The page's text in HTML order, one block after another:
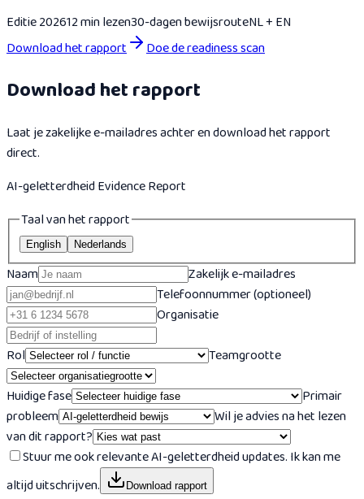
Editie 202612 min lezen30-dagen bewijsrouteNL + EN
Download het rapport
Doe de readiness scan
Download het rapport
Laat je zakelijke e-mailadres achter en download het rapport
direct.
AI-geletterdheid Evidence Report
Taal van het rapport
English Nederlands
Naam
Zakelijk e-mailadres
Telefoonnummer (optioneel)
Organisatie
Rol
Teamgrootte
Huidige fase
Primair
probleem
Wil je advies na het lezen
van dit rapport?
Stuur me ook relevante AI-geletterdheid updates. Ik kan me
altijd uitschrijven.
Download rapport